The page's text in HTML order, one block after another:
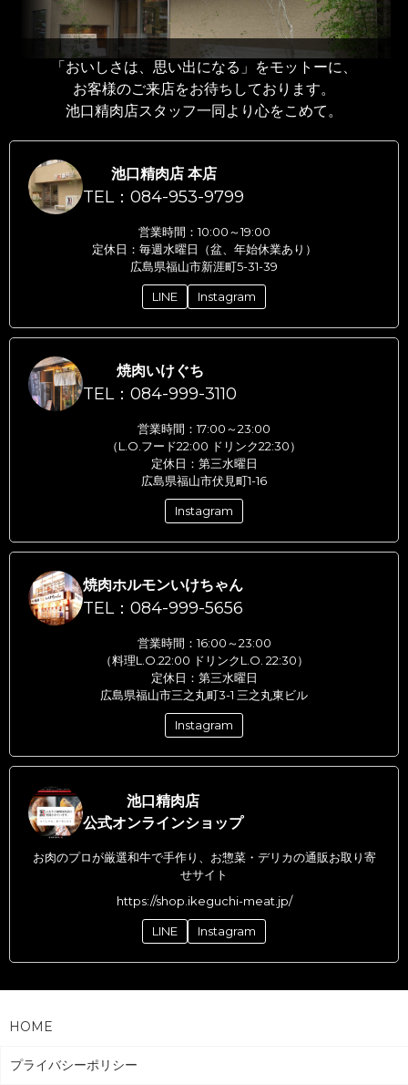
「おいしさは、思い出になる」をモットーに、
お客様のご来店をお待ちしております。
池口精肉店スタッフ一同より心をこめて。
池口精肉店 本店
TEL：084-953-9799
営業時間：10:00～19:00
定休日：毎週水曜日（盆、年始休業あり）
広島県福山市新涯町5-31-39
LINE Instagram
焼肉いけぐち
TEL：084-999-3110
営業時間：17:00～23:00
（L.O.フード22:00 ドリンク22:30）
定休日：第三水曜日
広島県福山市伏見町1-16
Instagram
焼肉ホルモンいけちゃん
TEL：084-999-5656
営業時間：16:00～23:00
（料理L.O.22:00 ドリンクL.O. 22:30）
定休日：第三水曜日
広島県福山市三之丸町3-1 三之丸東ビル
Instagram
池口精肉店
公式オンラインショップ
お肉のプロが厳選和牛で手作り、お惣菜・デリカの通販お取り寄
せサイト
https://shop.ikeguchi-meat.jp/
LINE Instagram
HOME
プライバシーポリシー